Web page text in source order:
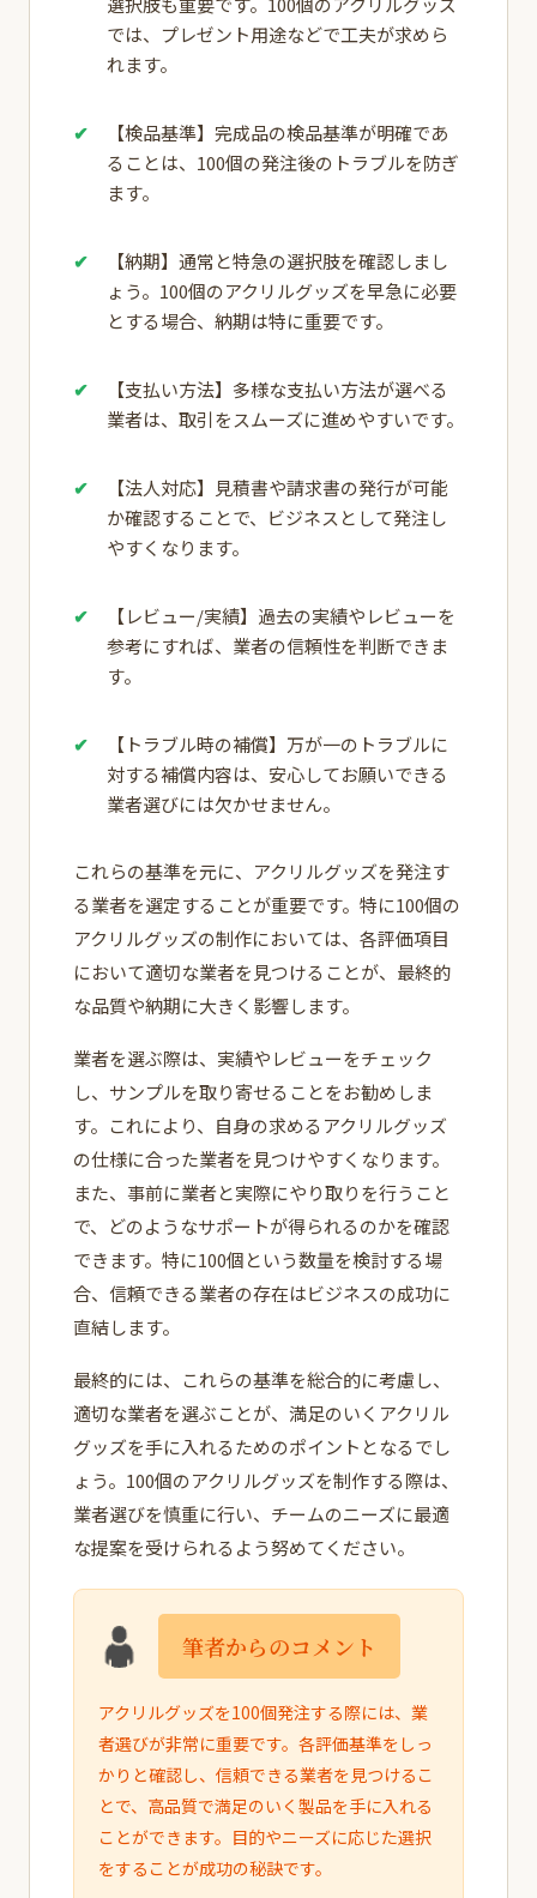
では、プレゼント用途などで工夫が求めら
れます。
【検品基準】完成品の検品基準が明確であ
ることは、100個の発注後のトラブルを防ぎ
ます。
【納期】通常と特急の選択肢を確認しまし
ょう。100個のアクリルグッズを早急に必要
とする場合、納期は特に重要です。
【支払い方法】多様な支払い方法が選べる
業者は、取引をスムーズに進めやすいです。
【法人対応】見積書や請求書の発行が可能
か確認することで、ビジネスとして発注し
やすくなります。
【レビュー/実績】過去の実績やレビューを
参考にすれば、業者の信頼性を判断できま
す。
【トラブル時の補償】万が一のトラブルに
対する補償内容は、安心してお願いできる
業者選びには欠かせません。
これらの基準を元に、アクリルグッズを発注す
る業者を選定することが重要です。特に100個の
アクリルグッズの制作においては、各評価項目
において適切な業者を見つけることが、最終的
な品質や納期に大きく影響します。
業者を選ぶ際は、実績やレビューをチェック
し、サンプルを取り寄せることをお勧めしま
す。これにより、自身の求めるアクリルグッズ
の仕様に合った業者を見つけやすくなります。
また、事前に業者と実際にやり取りを行うこと
で、どのようなサポートが得られるのかを確認
できます。特に100個という数量を検討する場
合、信頼できる業者の存在はビジネスの成功に
直結します。
最終的には、これらの基準を総合的に考慮し、
適切な業者を選ぶことが、満足のいくアクリル
グッズを手に入れるためのポイントとなるでし
ょう。100個のアクリルグッズを制作する際は、
業者選びを慎重に行い、チームのニーズに最適
な提案を受けられるよう努めてください。
筆者からのコメント
アクリルグッズを100個発注する際には、業
者選びが非常に重要です。各評価基準をしっ
かりと確認し、信頼できる業者を見つけるこ
とで、高品質で満足のいく製品を手に入れる
ことができます。目的やニーズに応じた選択
をすることが成功の秘訣です。